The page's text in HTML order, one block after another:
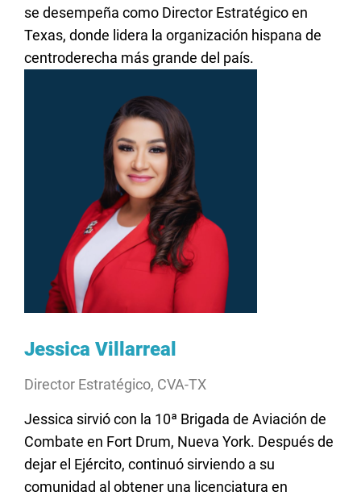
se desempeña como Director Estratégico en
Texas, donde lidera la organización hispana de
centroderecha más grande del país.
Jessica Villarreal
Director Estratégico, CVA-TX
Jessica sirvió con la 10ª Brigada de Aviación de
Combate en Fort Drum, Nueva York. Después de
dejar el Ejército, continuó sirviendo a su
comunidad al obtener una licenciatura en